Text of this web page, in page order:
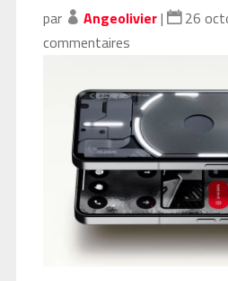
par Angeolivier| 26
commentaires